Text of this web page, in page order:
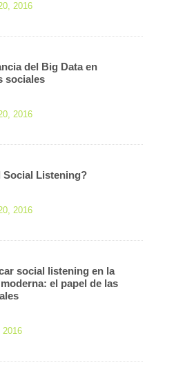
2016
del Big Data en
sociales
2016
Social Listening?
2016
social listening en la
el papel de las
2016